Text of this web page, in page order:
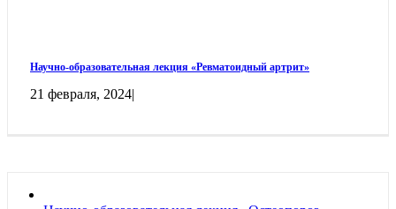
Научно-образовательная лекция «Ревматоидный артрит»
21 февраля, 2024|